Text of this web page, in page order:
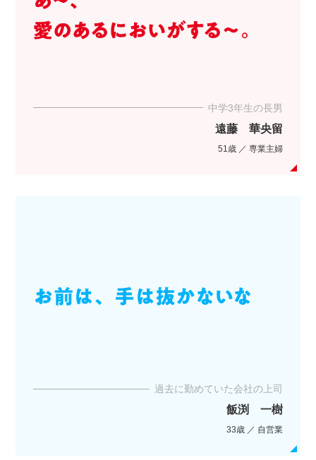
中学3年生の長男
遠藤 華央留
51歳 ／ 専業主婦
過去に勤めていた会社の上司
飯渕 一樹
33歳 ／ 自営業